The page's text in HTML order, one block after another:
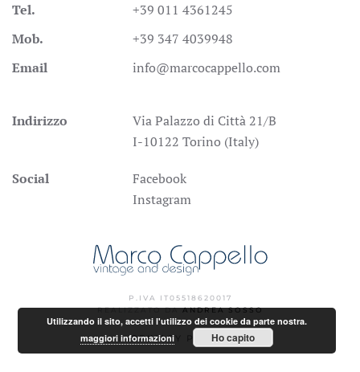
Tel.
+39 011 4361245
Mob.
+39 347 4039948
Email
info@marcocappello.com
Indirizzo
Via Palazzo di Città 21/B
I-10122 Torino (Italy)
Social
Facebook
Instagram
P.IVA IT05518620017
REALIZZATO DAANDREA SOSSO
PRIVACY POLICY
Utilizzando il sito, accetti l'utilizzo dei cookie da parte nostra.
maggiori informazioni
Ho capito